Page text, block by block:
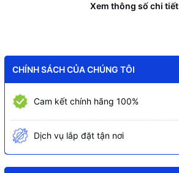
Xem thông số chi tiết
CHÍNH SÁCH CỦA CHÚNG TÔI
Cam kết chính hãng 100%
Dịch vụ lắp đặt tận nơi